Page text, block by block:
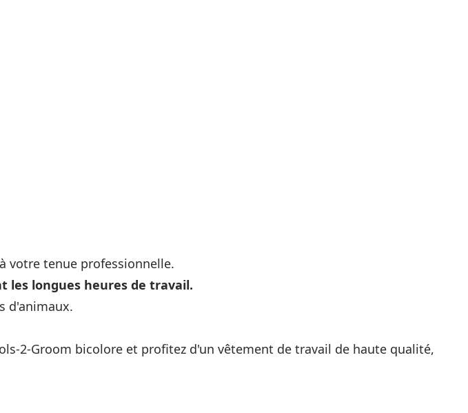
votre tenue professionnelle.
les longues heures de travail.
d'animaux.
2-Groom bicolore et profitez d'un vêtement de travail de haute qualité,